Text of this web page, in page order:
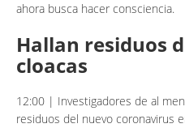
ahora busca hacer consciencia.
Hallan residuos
cloacas
12:00 | Investigadores de al
residuos del nuevo coronavirus